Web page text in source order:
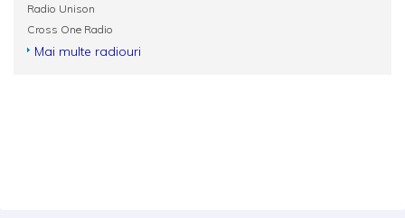
Radio Unison
Cross One Radio
Mai multe radiouri